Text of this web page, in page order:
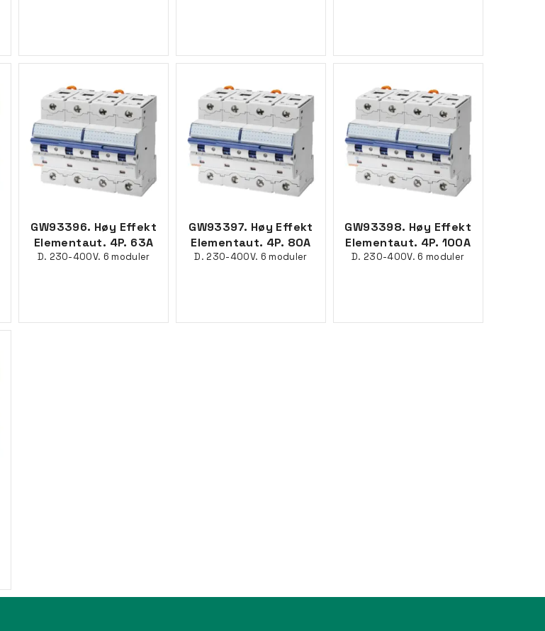
GW93396. Høy Effekt
Elementaut. 4P. 63A
D. 230-400V. 6 moduler
GW93397. Høy Effekt
Elementaut. 4P. 80A
D. 230-400V. 6 moduler
GW93398. Høy Effekt
Elementaut. 4P. 100A
D. 230-400V. 6 moduler